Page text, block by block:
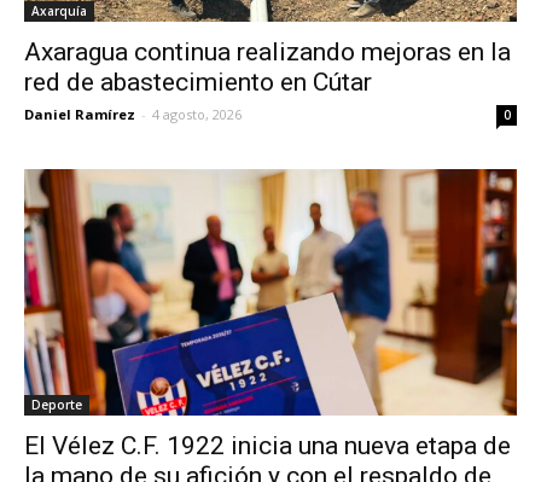
Axarquía
Axaragua continua realizando mejoras en la
red de abastecimiento en Cútar
Daniel Ramírez - 4 agosto, 2026 0
Deporte
El Vélez C.F. 1922 inicia una nueva etapa de
la mano de su afición y con el respaldo de